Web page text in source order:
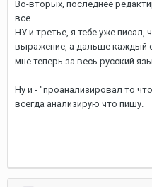
Во-вторых, последнее
все.
НУ и третье, я тебе уже
выражение, а дальше каждый
мне теперь за весь русский
Ну и - "проанализировал то
всегда анализирую что пишу.